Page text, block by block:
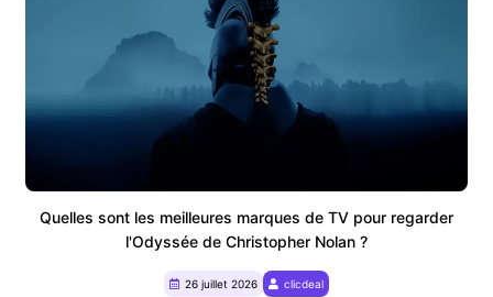
Quelles sont les meilleures marques de TV pour regarder
l'Odyssée de Christopher Nolan ?
26 juillet 2026 clicdeal